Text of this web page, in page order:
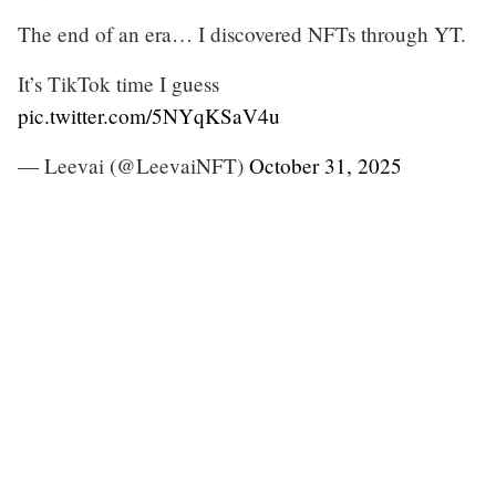
The end of an era… I discovered NFTs through YT.
It’s TikTok time I guess
pic.twitter.com/5NYqKSaV4u
— Leevai (@LeevaiNFT) October 31, 2025